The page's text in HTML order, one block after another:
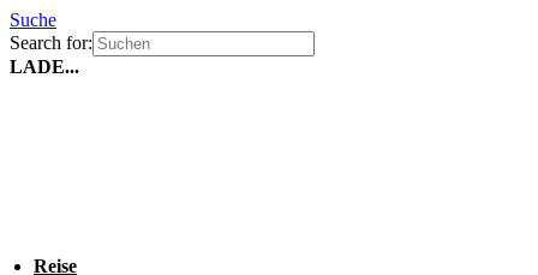
Suche
Search for:
LADE...
Reise